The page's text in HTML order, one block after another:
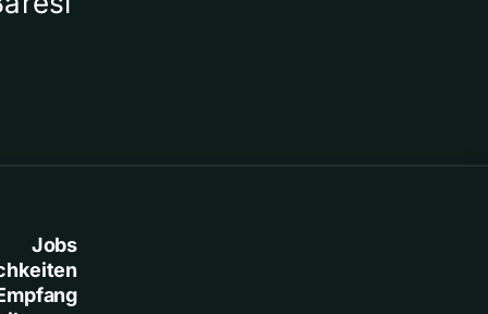
Jobs